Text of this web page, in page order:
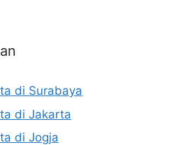
di Surabaya
di Jakarta
di Jogja